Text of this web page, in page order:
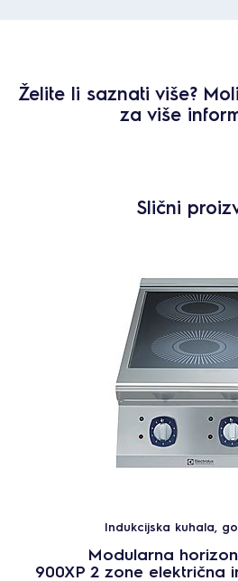
Želite li saznati više?
za više
Slični
Indukcijska kuhala,
Modularna
900XP 2 zone električna